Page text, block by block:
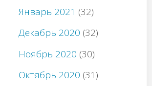
Январь 2021 (32)
Декабрь 2020 (32)
Ноябрь 2020 (30)
Октябрь 2020 (31)